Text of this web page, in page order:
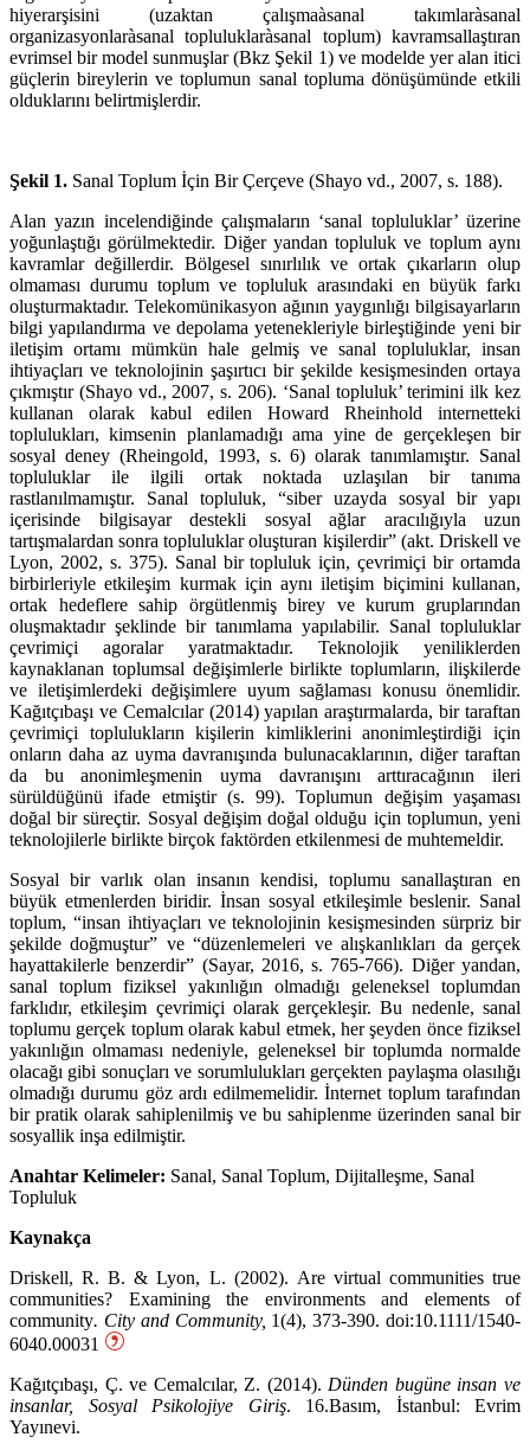
hiyerarşisini (uzaktan çalışmaàsanal takımlaràsanal
organizasyonlaràsanal topluluklaràsanal toplum) kavramsallaştıran
evrimsel bir model sunmuşlar (Bkz Şekil 1) ve modelde yer alan itici
güçlerin bireylerin ve toplumun sanal topluma dönüşümünde etkili
olduklarını belirtmişlerdir.
Şekil 1. Sanal Toplum İçin Bir Çerçeve (Shayo vd., 2007, s. 188).
Alan yazın incelendiğinde çalışmaların ‘sanal topluluklar’ üzerine
yoğunlaştığı görülmektedir. Diğer yandan topluluk ve toplum aynı
kavramlar değillerdir. Bölgesel sınırlılık ve ortak çıkarların olup
olmaması durumu toplum ve topluluk arasındaki en büyük farkı
oluşturmaktadır. Telekomünikasyon ağının yaygınlığı bilgisayarların
bilgi yapılandırma ve depolama yetenekleriyle birleştiğinde yeni bir
iletişim ortamı mümkün hale gelmiş ve sanal topluluklar, insan
ihtiyaçları ve teknolojinin şaşırtıcı bir şekilde kesişmesinden ortaya
çıkmıştır (Shayo vd., 2007, s. 206). ‘Sanal topluluk’ terimini ilk kez
kullanan olarak kabul edilen Howard Rheinhold internetteki
toplulukları, kimsenin planlamadığı ama yine de gerçekleşen bir
sosyal deney (Rheingold, 1993, s. 6) olarak tanımlamıştır. Sanal
topluluklar ile ilgili ortak noktada uzlaşılan bir tanıma
rastlanılmamıştır. Sanal topluluk, “siber uzayda sosyal bir yapı
içerisinde bilgisayar destekli sosyal ağlar aracılığıyla uzun
tartışmalardan sonra topluluklar oluşturan kişilerdir” (akt. Driskell ve
Lyon, 2002, s. 375). Sanal bir topluluk için, çevrimiçi bir ortamda
birbirleriyle etkileşim kurmak için aynı iletişim biçimini kullanan,
ortak hedeflere sahip örgütlenmiş birey ve kurum gruplarından
oluşmaktadır şeklinde bir tanımlama yapılabilir. Sanal topluluklar
çevrimiçi agoralar yaratmaktadır. Teknolojik yeniliklerden
kaynaklanan toplumsal değişimlerle birlikte toplumların, ilişkilerde
ve iletişimlerdeki değişimlere uyum sağlaması konusu önemlidir.
Kağıtçıbaşı ve Cemalcılar (2014) yapılan araştırmalarda, bir taraftan
çevrimiçi toplulukların kişilerin kimliklerini anonimleştirdiği için
onların daha az uyma davranışında bulunacaklarının, diğer taraftan
da bu anonimleşmenin uyma davranışını arttıracağının ileri
sürüldüğünü ifade etmiştir (s. 99). Toplumun değişim yaşaması
doğal bir süreçtir. Sosyal değişim doğal olduğu için toplumun, yeni
teknolojilerle birlikte birçok faktörden etkilenmesi de muhtemeldir.
Sosyal bir varlık olan insanın kendisi, toplumu sanallaştıran en
büyük etmenlerden biridir. İnsan sosyal etkileşimle beslenir. Sanal
toplum, “insan ihtiyaçları ve teknolojinin kesişmesinden sürpriz bir
şekilde doğmuştur” ve “düzenlemeleri ve alışkanlıkları da gerçek
hayattakilerle benzerdir” (Sayar, 2016, s. 765-766). Diğer yandan,
sanal toplum fiziksel yakınlığın olmadığı geleneksel toplumdan
farklıdır, etkileşim çevrimiçi olarak gerçekleşir. Bu nedenle, sanal
toplumu gerçek toplum olarak kabul etmek, her şeyden önce fiziksel
yakınlığın olmaması nedeniyle, geleneksel bir toplumda normalde
olacağı gibi sonuçları ve sorumlulukları gerçekten paylaşma olasılığı
olmadığı durumu göz ardı edilmemelidir. İnternet toplum tarafından
bir pratik olarak sahiplenilmiş ve bu sahiplenme üzerinden sanal bir
sosyallik inşa edilmiştir.
Anahtar Kelimeler: Sanal, Sanal Toplum, Dijitalleşme, Sanal
Topluluk
Kaynakça
Driskell, R. B. & Lyon, L. (2002). Are virtual communities true
communities? Examining the environments and elements of
community. City and Community, 1(4), 373-390. doi:10.1111/1540-
6040.00031
Kağıtçıbaşı, Ç. ve Cemalcılar, Z. (2014). Dünden bugüne insan ve
insanlar, Sosyal Psikolojiye Giriş. 16.Basım, İstanbul: Evrim
Yayınevi.